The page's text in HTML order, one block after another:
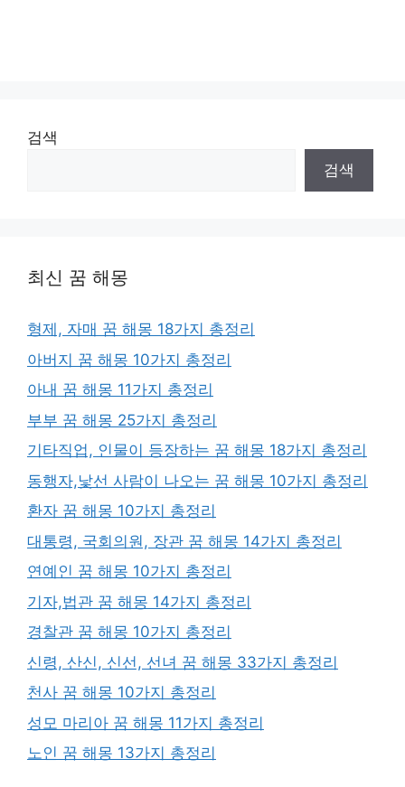
검색
검색
최신 꿈 해몽
형제, 자매 꿈 해몽 18가지 총정리
아버지 꿈 해몽 10가지 총정리
아내 꿈 해몽 11가지 총정리
부부 꿈 해몽 25가지 총정리
기타직업, 인물이 등장하는 꿈 해몽 18가지 총정리
동행자,낯선 사람이 나오는 꿈 해몽 10가지 총정리
환자 꿈 해몽 10가지 총정리
대통령, 국회의원, 장관 꿈 해몽 14가지 총정리
연예인 꿈 해몽 10가지 총정리
기자,법관 꿈 해몽 14가지 총정리
경찰관 꿈 해몽 10가지 총정리
신령, 산신, 신선, 선녀 꿈 해몽 33가지 총정리
천사 꿈 해몽 10가지 총정리
성모 마리아 꿈 해몽 11가지 총정리
노인 꿈 해몽 13가지 총정리